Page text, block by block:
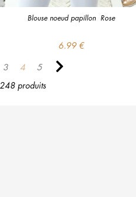
Blouse noeud papillon  Rose
6.99 €
3 4
5
248 produits